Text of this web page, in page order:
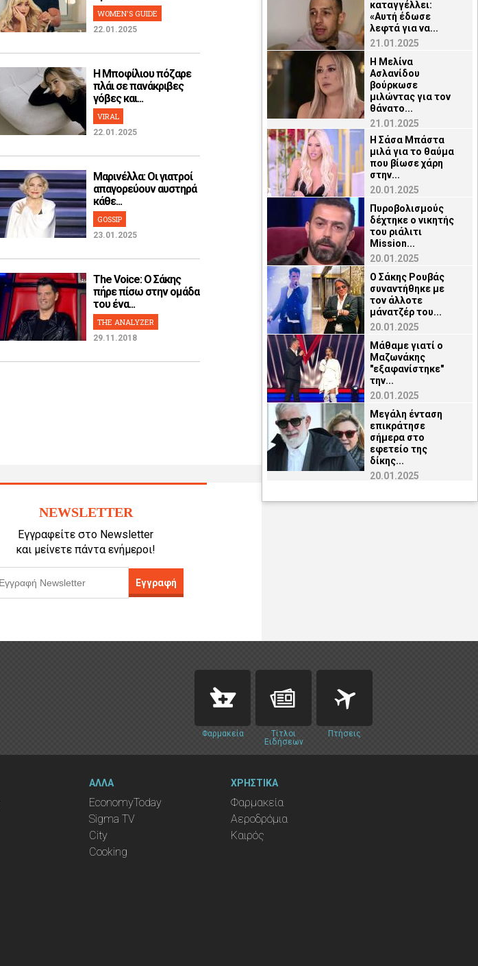
WOMEN'S GUIDE
22.01.2025
H Μποφίλιου πόζαρε
πλάι σε πανάκριβες
γόβες και...
VIRAL
22.01.2025
Μαρινέλλα: Οι γιατροί
απαγορεύουν αυστηρά
κάθε...
GOSSIP
23.01.2025
The Voice: Ο Σάκης
πήρε πίσω στην ομάδα
του ένα...
THE ANALYZER
29.11.2018
NEWSLETTER
Εγγραφείτε στο Newsletter
και μείνετε πάντα ενήμεροι!
Εγγραφή
καταγγέλλει:
«Αυτή έδωσε
λεφτά για να...
21.01.2025
Η Μελίνα
Ασλανίδου
βούρκωσε
μιλώντας για τον
θάνατο...
21.01.2025
Η Σάσα Μπάστα
μιλά για το θαύμα
που βίωσε χάρη
στην...
20.01.2025
Πυροβολισμούς
δέχτηκε ο νικητής
του ριάλιτι
Mission...
20.01.2025
Ο Σάκης Ρουβάς
συναντήθηκε με
τον άλλοτε
μάνατζέρ του...
20.01.2025
Μάθαμε γιατί ο
Μαζωνάκης
"εξαφανίστηκε"
την...
20.01.2025
Μεγάλη ένταση
επικράτησε
σήμερα στο
εφετείο της
δίκης...
20.01.2025
Φαρμακεία
Τίτλοι
Ειδήσεων
Πτήσεις
ΑΛΛΑ
EconomyToday
Sigma TV
City
Cooking
ΧΡΗΣΤΙΚΑ
Φαρμακεία
Αεροδρόμια
Καιρός